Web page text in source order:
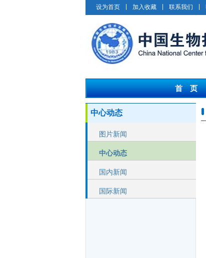
设为首页 加入收藏 联系我们
首 页
中心动态
图片新闻
中心动态
国内新闻
国际新闻